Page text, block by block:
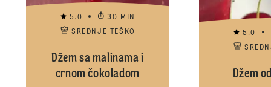
5.0
30 MIN
SREDNJE TEŠKO
Džem sa malinama i
crnom čokoladom
5.0
Džem